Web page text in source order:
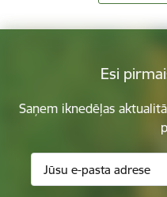
Esi
Saņem iknedēļas